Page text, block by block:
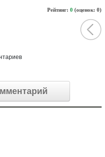
Рейтинг: 0 (оценок: 0)